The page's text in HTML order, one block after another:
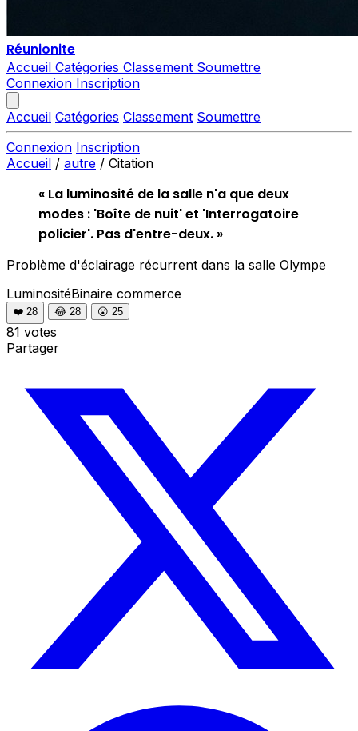
Réunionite
Accueil Catégories Classement Soumettre
Connexion Inscription
Accueil Catégories Classement Soumettre
Connexion Inscription
Accueil / autre / Citation
« La luminosité de la salle n'a que deux
modes : 'Boîte de nuit' et 'Interrogatoire
policier'. Pas d'entre-deux. »
Problème d'éclairage récurrent dans la salle Olympe
LuminositéBinaire commerce
❤️ 28 😂 28 😮 25
81 votes
Partager